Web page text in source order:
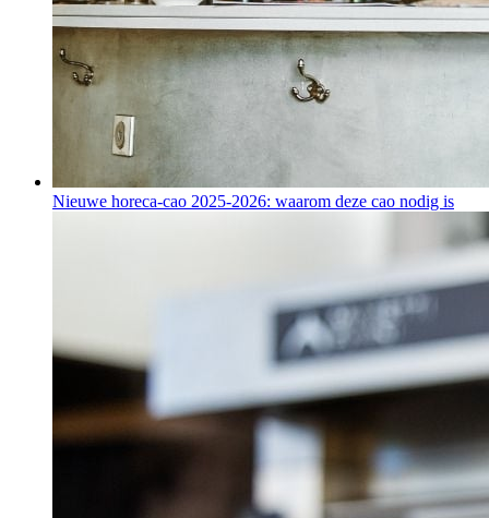
Nieuwe horeca-cao 2025-2026: waarom deze cao nodig is